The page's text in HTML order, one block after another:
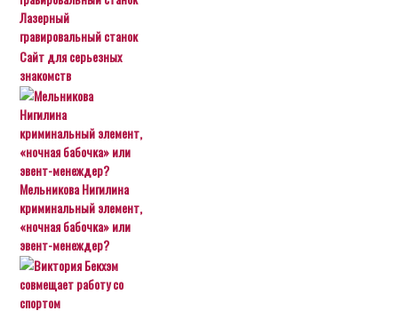
Лазерный
гравировальный станок
Сайт для серьезных
знакомств
Мельникова Нигилина
криминальный элемент,
«ночная бабочка» или
эвент-менеждер?